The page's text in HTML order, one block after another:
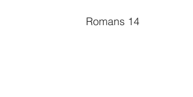
																Romans 14